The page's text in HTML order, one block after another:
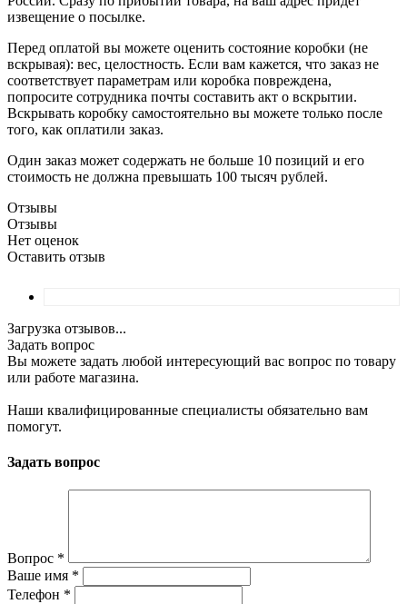
извещение о посылке.
Перед оплатой вы можете оценить состояние коробки (не
вскрывая): вес, целостность. Если вам кажется, что заказ не
соответствует параметрам или коробка повреждена,
попросите сотрудника почты составить акт о вскрытии.
Вскрывать коробку самостоятельно вы можете только после
того, как оплатили заказ.
Один заказ может содержать не больше 10 позиций и его
стоимость не должна превышать 100 тысяч рублей.
Отзывы
Отзывы
Нет оценок
Оставить отзыв
Загрузка отзывов...
Задать вопрос
Вы можете задать любой интересующий вас вопрос по товару
или работе магазина.
Наши квалифицированные специалисты обязательно вам
помогут.
Задать вопрос
Вопрос *
Ваше имя *
Телефон *